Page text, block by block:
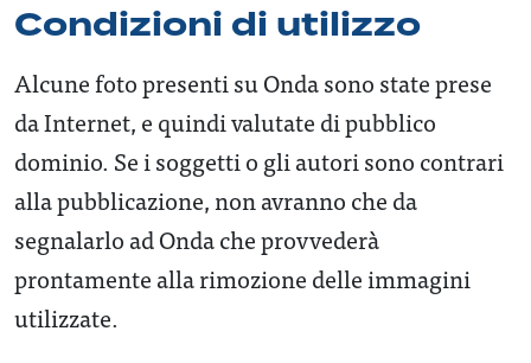
Condizioni di utilizzo
Alcune foto presenti su Onda sono state prese
da Internet, e quindi valutate di pubblico
dominio. Se i soggetti o gli autori sono contrari
alla pubblicazione, non avranno che da
segnalarlo ad Onda che provvederà
prontamente alla rimozione delle immagini
utilizzate.